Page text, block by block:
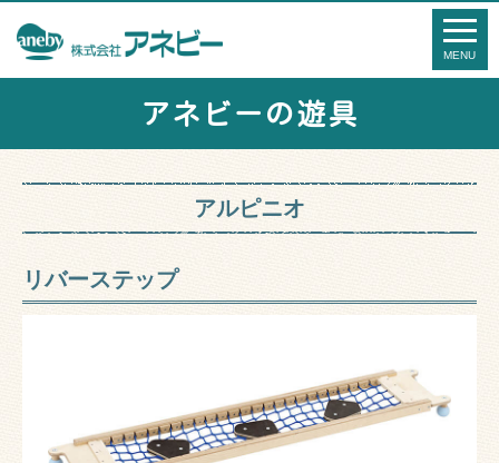
アネビーの遊具
アルピニオ
リバーステップ